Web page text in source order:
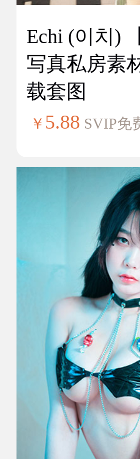
Echi (이치)
写真私房素
载套图
￥ 5.88 SVIP免